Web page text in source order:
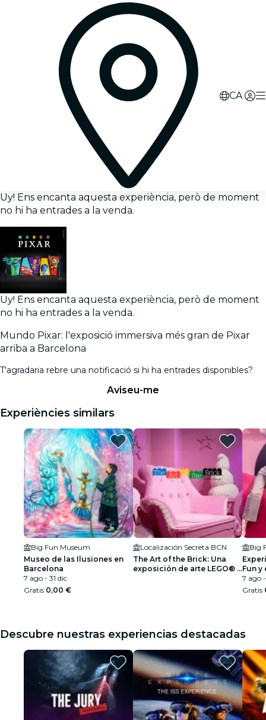
CA
Uy! Ens encanta aquesta experiència, però de moment
no hi ha entrades a la venda.
Uy! Ens encanta aquesta experiència, però de moment
no hi ha entrades a la venda.
Mundo Pixar: l'exposició immersiva més gran de Pixar
arriba a Barcelona
T'agradaria rebre una notificació si hi ha entrades disponibles?
Aviseu-me
Experiències similars
Big Fun Museum
Museo de las Ilusiones en
Barcelona
7 ago - 31 dic
Gratis 0,00 €
Localización Secreta BCN
The Art of the Brick: Una
exposición de arte LEGO® -
Big
Fun y
7 ago
Gratis
Descubre nuestras experiencias destacadas